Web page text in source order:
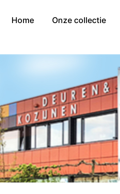
Home Onze collectie